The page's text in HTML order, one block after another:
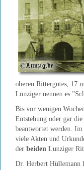
oberen Rittergutes, 17
Lunziger nennen es
Bis vor wenigen
Entstehung oder gar
beantwortet werden.
viele Akten und
der beiden Lunziger
Dr. Herbert Hüllemann